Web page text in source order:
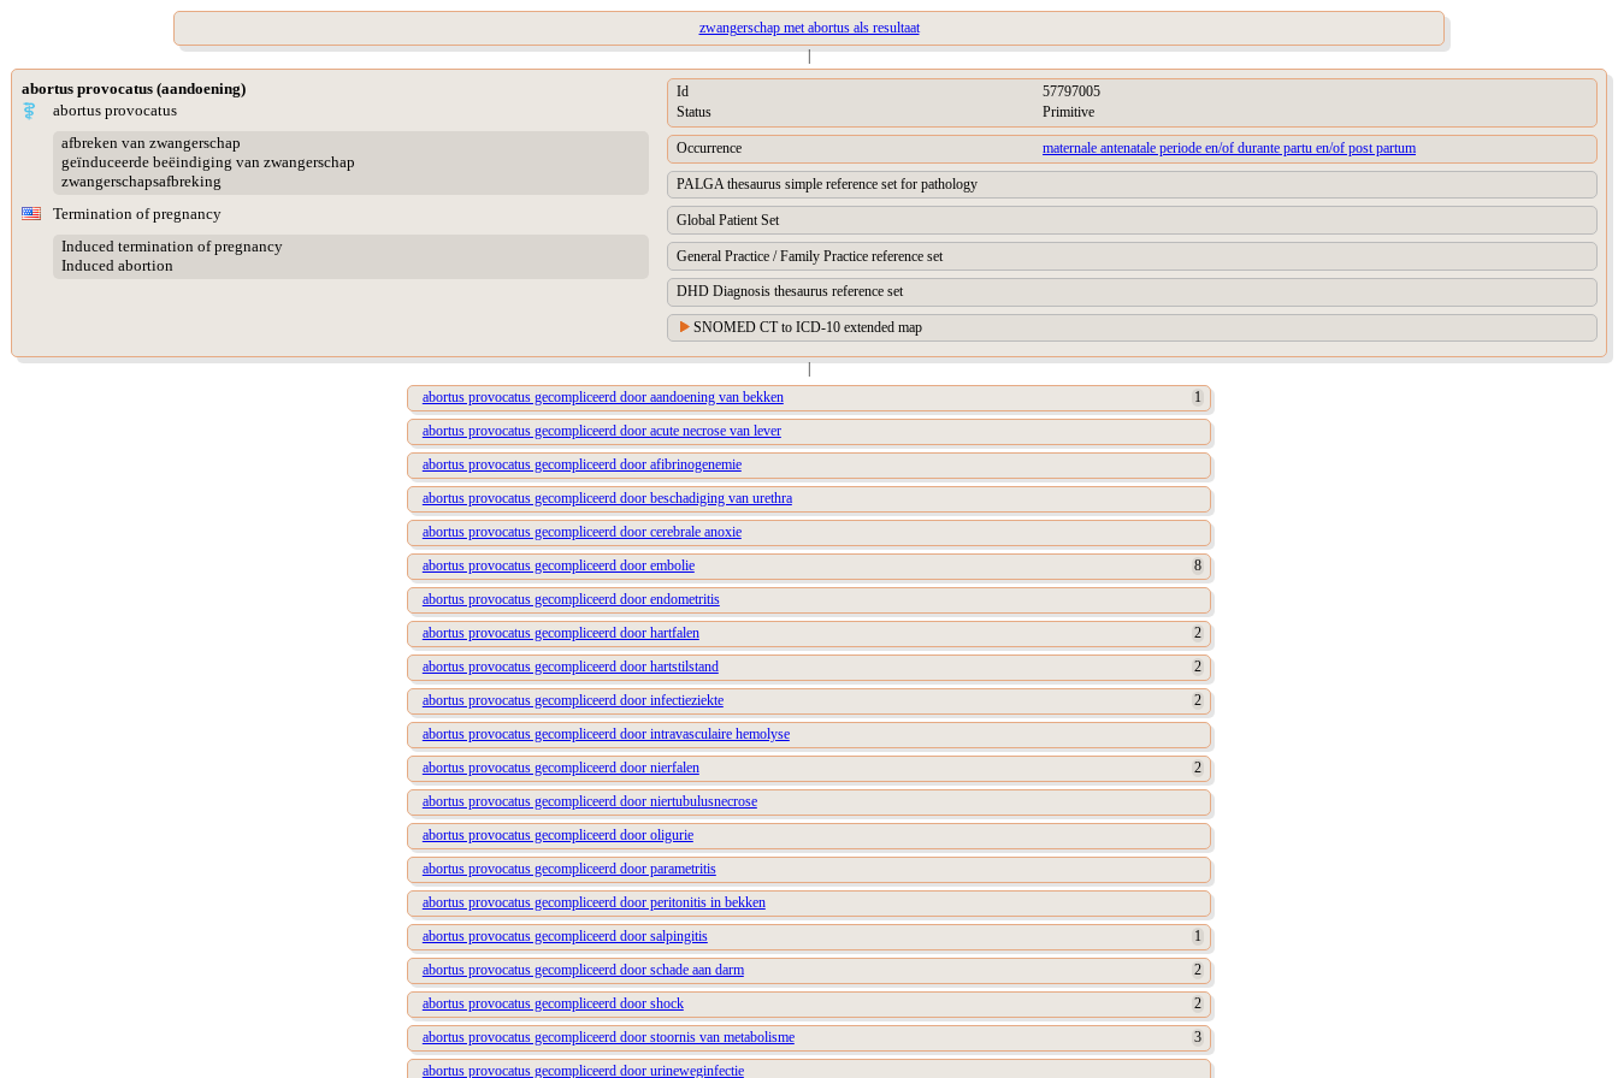
zwangerschap met abortus als resultaat
|
abortus provocatus (aandoening)
abortus provocatus
afbreken van zwangerschap
geïnduceerde beëindiging van zwangerschap
zwangerschapsafbreking
Termination of pregnancy
Induced termination of pregnancy
Induced abortion
Id
57797005
Status
Primitive
Occurrence maternale antenatale periode en/of durante partu en/of post partum
PALGA thesaurus simple reference set for pathology
Global Patient Set
General Practice / Family Practice reference set
DHD Diagnosis thesaurus reference set
SNOMED CT to ICD-10 extended map
|
abortus provocatus gecompliceerd door aandoening van bekken
1
abortus provocatus gecompliceerd door acute necrose van lever
abortus provocatus gecompliceerd door afibrinogenemie
abortus provocatus gecompliceerd door beschadiging van urethra
abortus provocatus gecompliceerd door cerebrale anoxie
abortus provocatus gecompliceerd door embolie
8
abortus provocatus gecompliceerd door endometritis
abortus provocatus gecompliceerd door hartfalen
2
abortus provocatus gecompliceerd door hartstilstand
2
abortus provocatus gecompliceerd door infectieziekte
2
abortus provocatus gecompliceerd door intravasculaire hemolyse
abortus provocatus gecompliceerd door nierfalen
2
abortus provocatus gecompliceerd door niertubulusnecrose
abortus provocatus gecompliceerd door oligurie
abortus provocatus gecompliceerd door parametritis
abortus provocatus gecompliceerd door peritonitis in bekken
abortus provocatus gecompliceerd door salpingitis
1
abortus provocatus gecompliceerd door schade aan darm
2
abortus provocatus gecompliceerd door shock
2
abortus provocatus gecompliceerd door stoornis van metabolisme
3
abortus provocatus gecompliceerd door urineweginfectie